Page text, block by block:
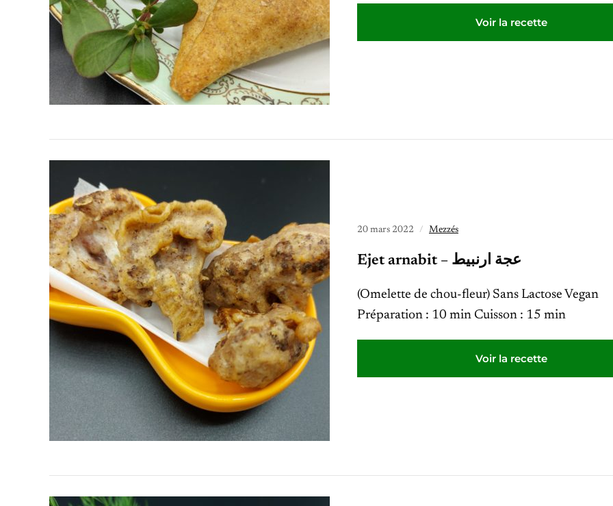
Voir la recette
20 mars 2022 Mezzés
Ejet arnabit – عجة ارنبيط
(Omelette de chou-fleur) Sans Lactose Vegan
Préparation : 10 min Cuisson : 15 min
Voir la recette